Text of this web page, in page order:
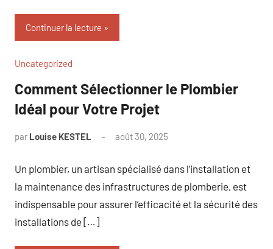
Continuer la lecture
Uncategorized
Comment Sélectionner le Plombier
Idéal pour Votre Projet
par Louise KESTEL août 30, 2025
Un plombier, un artisan spécialisé dans l’installation et
la maintenance des infrastructures de plomberie, est
indispensable pour assurer l’efficacité et la sécurité des
installations de […]